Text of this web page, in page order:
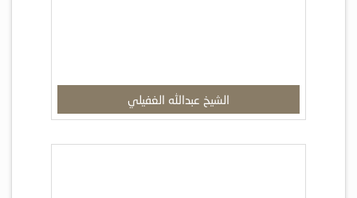
الشيخ عبدالله الغفيلي